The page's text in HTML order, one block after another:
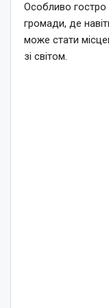
Особливо гостро
громади, де
може стати
зі світом.